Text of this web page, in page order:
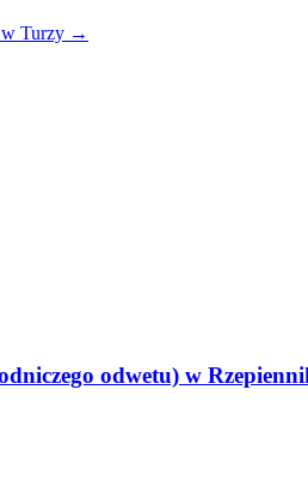
Turzy →
odwetu) w